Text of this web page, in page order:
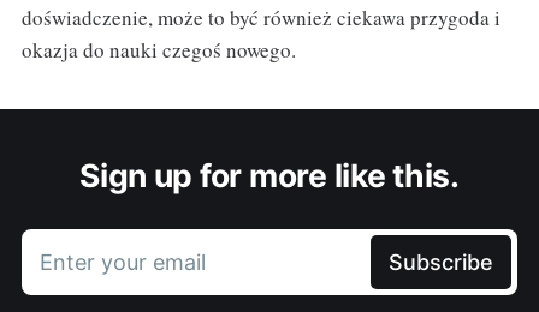
doświadczenie, może to być również ciekawa przygoda i
okazja do nauki czegoś nowego.
Sign up for more like this.
Enter your email Subscribe